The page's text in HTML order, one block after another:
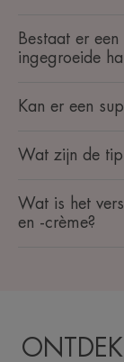
Bestaat er
ingegroeide
Kan er een
Wat zijn de
Wat is het
en -crème?